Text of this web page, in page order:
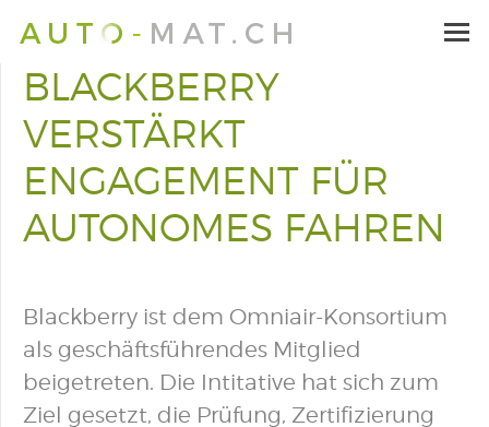
BLACKBERRY
VERSTÄRKT
ENGAGEMENT FÜR
AUTONOMES FAHREN
Blackberry ist dem Omniair-Konsortium
als geschäftsführendes Mitglied
beigetreten. Die Intitative hat sich zum
Ziel gesetzt, die Prüfung, Zertifizierung